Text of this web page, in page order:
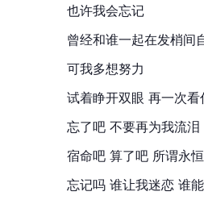
也许我会忘记
曾经和谁一起在发梢间
可我多想努力
试着睁开双眼 再一次
忘了吧 不要再为我流
宿命吧 算了吧 所谓永
忘记吗 谁让我迷恋 谁